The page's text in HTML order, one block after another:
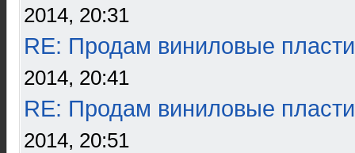
2014, 20:31
RE: Продам виниловые
2014, 20:41
RE: Продам виниловые
2014, 20:51